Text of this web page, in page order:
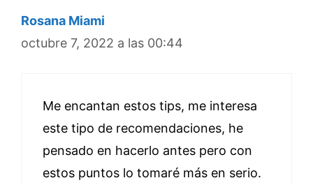
Rosana Miami
octubre 7, 2022 a las 00:44
Me encantan estos tips, me interesa
este tipo de recomendaciones, he
pensado en hacerlo antes pero con
estos puntos lo tomaré más en serio.